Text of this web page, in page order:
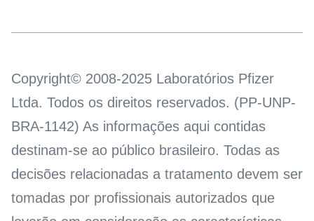
Copyright© 2008-2025 Laboratórios Pfizer
Ltda. Todos os direitos reservados. (PP-UNP-
BRA-1142) As informações aqui contidas
destinam-se ao público brasileiro. Todas as
decisões relacionadas a tratamento devem ser
tomadas por profissionais autorizados que